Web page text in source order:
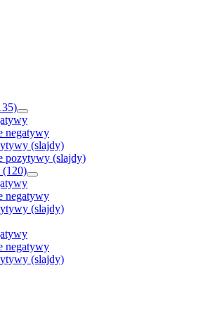
negatywy
(slajdy)
pozytywy (slajdy)
(120)
negatywy
(slajdy)
negatywy
(slajdy)